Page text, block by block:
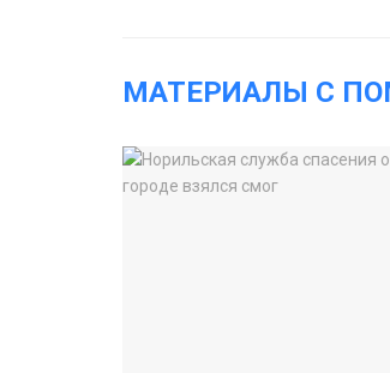
МАТЕРИАЛЫ С